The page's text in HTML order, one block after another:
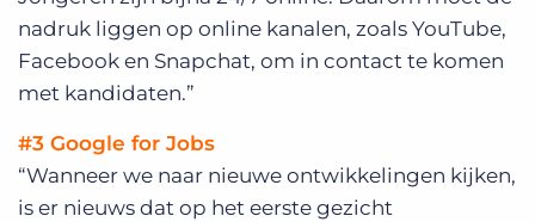
nadruk liggen op online kanalen, zoals YouTube,
Facebook en Snapchat, om in contact te komen
met kandidaten.”
#3 Google for Jobs
“Wanneer we naar nieuwe ontwikkelingen kijken,
is er nieuws dat op het eerste gezicht